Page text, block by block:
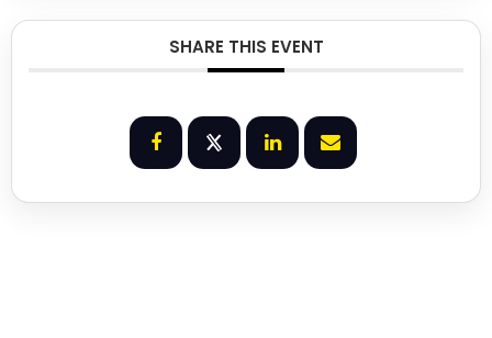
SHARE THIS EVENT